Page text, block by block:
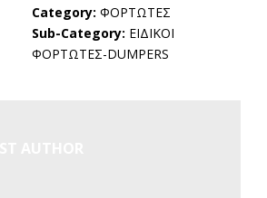
Category: ΦΟΡΤΩΤΕΣ
Sub-Category: ΕΙΔΙΚΟΙ
ΦΟΡΤΩΤΕΣ-DUMPERS